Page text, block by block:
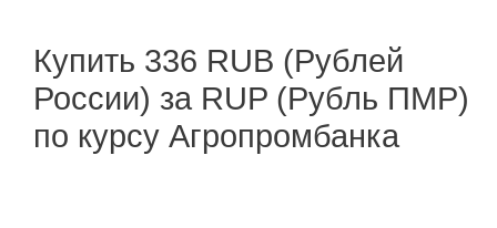
Купить 336 RUB (Рублей
России) за RUP (Рубль ПМР)
по курсу Агропромбанка